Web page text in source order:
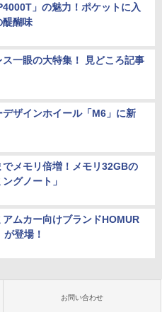
」の魅力！ポケットに入
醍醐味
ス一眼の大特集！ 見どころ記事
デザインホイール「M6」に新
でメモリ倍増！メモリ32GBの
グノート」
アムカー向けブランドHOMUR
登場！
お問い合わせ